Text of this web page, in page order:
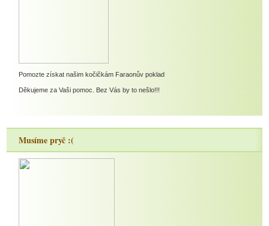
Pomozte získat našim kočičkám Faraonův poklad
Děkujeme za Vaši pomoc. Bez Vás by to nešlo!!!
Musíme pryč :(